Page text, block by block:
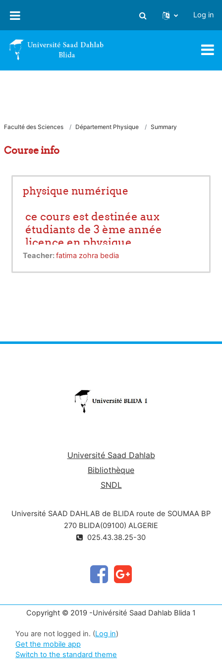
Toggle search input
Log in
Faculté des Sciences Département Physique Summary
Course info
physique numérique
ce cours est destinée aux
étudiants de 3 ème année
licence en physique
Teacher:fatima zohra bedia
Université Saad Dahlab
Bibliothèque
SNDL
Université SAAD DAHLAB de BLIDA route de SOUMAA BP
270 BLIDA(09100) ALGERIE
025.43.38.25-30
Copyright © 2019 -Univérsité Saad Dahlab Blida 1
You are not logged in. (Log in)
Get the mobile app
Switch to the standard theme